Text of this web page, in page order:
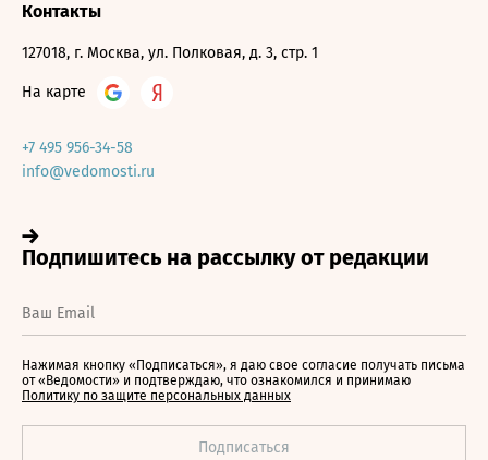
Контакты
127018, г. Москва, ул. Полковая, д. 3, стр. 1
На карте
+7 495 956-34-58
info@vedomosti.ru
Нажимая кнопку «Подписаться», я даю свое согласие получать письма
от «Ведомости» и подтверждаю, что ознакомился и принимаю
Политику по защите персональных данных